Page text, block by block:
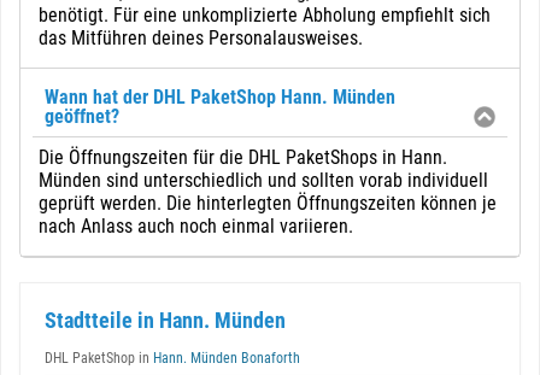
benötigt. Für eine unkomplizierte Abholung empfiehlt sich
das Mitführen deines Personalausweises.
Wann hat der DHL PaketShop Hann. Münden
geöffnet?
Die Öffnungszeiten für die DHL PaketShops in Hann.
Münden sind unterschiedlich und sollten vorab individuell
geprüft werden. Die hinterlegten Öffnungszeiten können je
nach Anlass auch noch einmal variieren.
Stadtteile in Hann. Münden
DHL PaketShop in Hann. Münden Bonaforth